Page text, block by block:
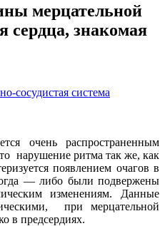
мерцательной
сердца, знакомая
сосудистая система
очень распространенным
нарушение ритма так же, как
появлением очагов в
— либо были подвержены
изменениям. Данные
при мерцательной
в предсердиях.